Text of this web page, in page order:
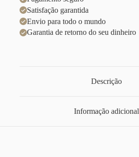
Satisfação garantida
Envio para todo o mundo
Garantia de retorno do seu dinheiro
Descrição
Informação adicional